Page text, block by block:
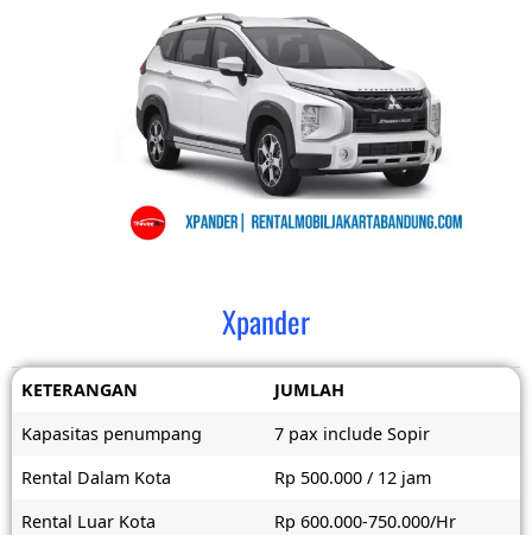
Xpander
KETERANGAN
JUMLAH
Kapasitas penumpang
7 pax include Sopir
Rental Dalam Kota
Rp 500.000 / 12 jam
Rental Luar Kota
Rp 600.000-750.000/Hr